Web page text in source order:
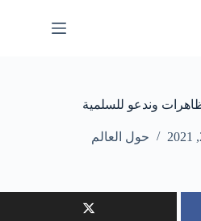
وندعو للسلمية
حول العالم